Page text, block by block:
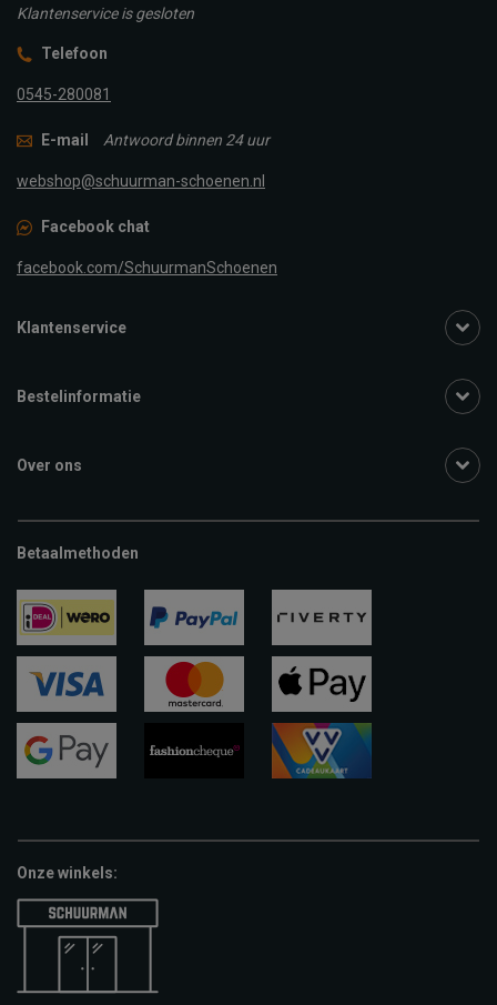
Klantenservice is gesloten
Telefoon
0545-280081
E-mail Antwoord binnen 24 uur
webshop@schuurman-schoenen.nl
Facebook chat
facebook.com/SchuurmanSchoenen
Klantenservice
Bestelinformatie
Over ons
Betaalmethoden
ideal paypal riverty
visa
apple-
pay
Onze winkels: